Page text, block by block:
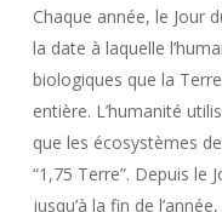
Chaque année, le Jour
la date à laquelle
biologiques que la
entière. L’humanité
que les écosystèmes
“1,75 Terre”. Depuis le
jusqu’à la fin de